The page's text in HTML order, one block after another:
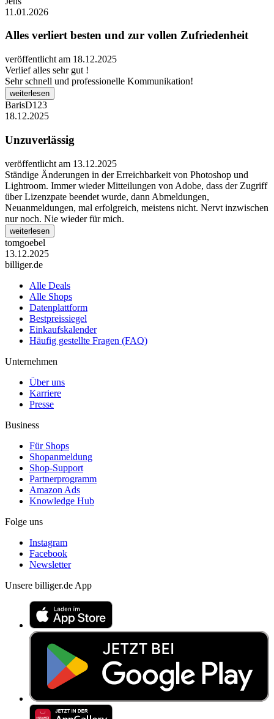
11.01.2026
Alles verliert besten und zur vollen Zufriedenheit
veröffentlicht am 18.12.2025
Verlief alles sehr gut !
Sehr schnell und professionelle Kommunikation!
weiterlesen
BarisD123
18.12.2025
Unzuverlässig
veröffentlicht am 13.12.2025
Ständige Änderungen in der Erreichbarkeit von Photoshop und
Lightroom. Immer wieder Mitteilungen von Adobe, dass der Zugriff
über Lizenzpate beendet wurde, dann Abmeldungen,
Neuanmeldungen, mal erfolgreich, meistens nicht. Nervt inzwischen
nur noch. Nie wieder für mich.
weiterlesen
tomgoebel
13.12.2025
billiger.de
Alle Deals
Alle Shops
Datenplattform
Bestpreissiegel
Einkaufskalender
Häufig gestellte Fragen (FAQ)
Unternehmen
Über uns
Karriere
Presse
Business
Für Shops
Shopanmeldung
Shop-Support
Partnerprogramm
Amazon Ads
Knowledge Hub
Folge uns
Instagram
Facebook
Newsletter
Unsere billiger.de App